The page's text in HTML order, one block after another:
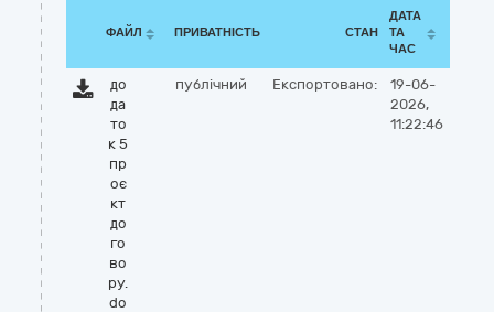
ФАЙЛ ПРИВАТНІСТЬ СТАН
ДАТА
ТА
ЧАС
до
да
то
к 5
пр
оє
кт
до
го
во
ру.
do
публічний Експортовано:
19-06-
2026,
11:22:46